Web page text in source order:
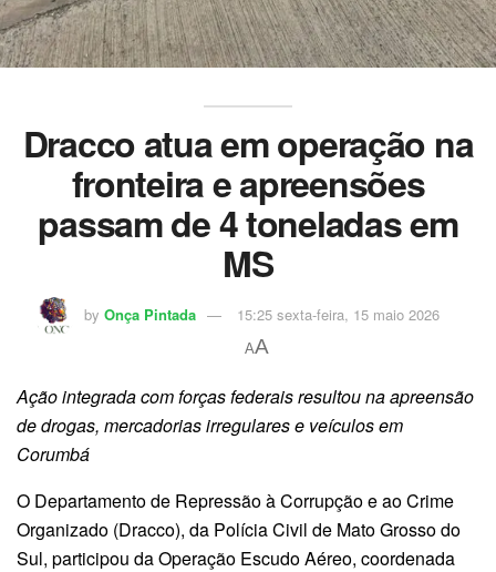
Dracco atua em operação na
fronteira e apreensões
passam de 4 toneladas em
MS
by Onça Pintada 15:25 sexta-feira, 15 maio 2026
AA
Ação integrada com forças federais resultou na apreensão
de drogas, mercadorias irregulares e veículos em
Corumbá
O Departamento de Repressão à Corrupção e ao Crime
Organizado (Dracco), da Polícia Civil de Mato Grosso do
Sul, participou da Operação Escudo Aéreo, coordenada